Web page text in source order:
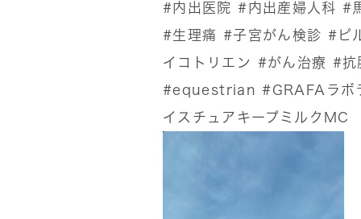
#内出医院
#内出産婦人科 #
#生理痛
#子宮がん検診 #ピ
イコトリエン
#がん治療 #抗
#equestrian #GRAFAラボ
イスチュアキープミルクMC